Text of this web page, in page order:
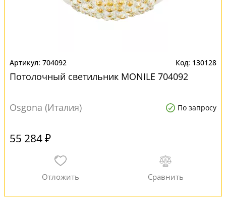
704092 130128
Потолочный светильник MONILE 704092
Osgona (Италия) По запросу
55 284 ₽